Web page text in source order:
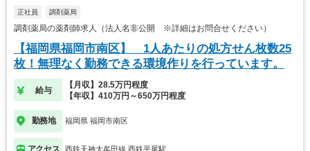
正社員 調剤薬局
調剤薬局の薬剤師求人（法人名非公開 ※詳細はお問合せください）
【福岡県福岡市南区】 1人あたりの処方せん枚数25
枚！無理なく勤務できる環境作りを行っています。
給与
【月収】28.5万円程度
【年収】410万円～650万円程度
勤務地 福岡県 福岡市南区
アクセス 西鉄天神大牟田線 西鉄平尾駅